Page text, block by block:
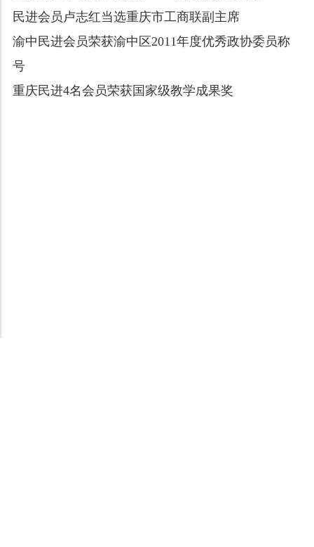
民进会员卢志红当选重庆市工商联副主席
渝中民进会员荣获渝中区2011年度优秀政协委员称
号
重庆民进4名会员荣获国家级教学成果奖